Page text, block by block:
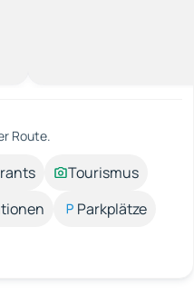
Route.
Tourismus
Parkplätze